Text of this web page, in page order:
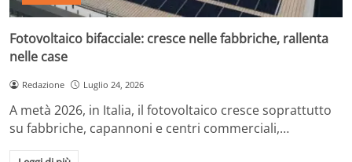
Fotovoltaico bifacciale: cresce nelle fabbriche, rallenta
nelle case
Redazione Luglio 24, 2026
A metà 2026, in Italia, il fotovoltaico cresce soprattutto
su fabbriche, capannoni e centri commerciali,…